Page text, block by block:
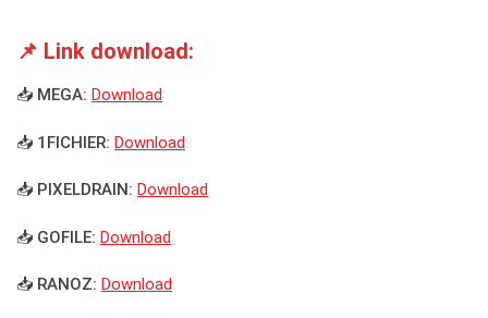
📌 Link download:
📥 MEGA: Download
📥 1FICHIER: Download
📥 PIXELDRAIN: Download
📥 GOFILE: Download
📥 RANOZ: Download